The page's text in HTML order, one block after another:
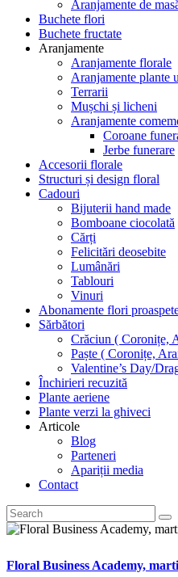
Aranjamente de
Buchete flori
Buchete fructate
Aranjamente
Aranjamente florale
Aranjamente plante
Terrarii
Mușchi și licheni
Aranjamente
Coroane
Jerbe funerare
Accesorii florale
Structuri și design floral
Cadouri
Bijuterii hand made
Bomboane ciocolată
Cărți
Felicitări deosebite
Lumânări
Tablouri
Vinuri
Abonamente flori
Sărbători
Crăciun ( Coronițe,
Paște ( Coronițe,
Valentine’s Day/
Închirieri recuzită
Plante aeriene
Plante verzi la ghiveci
Articole
Blog
Parteneri
Apariții media
Contact
Floral Business Academy,